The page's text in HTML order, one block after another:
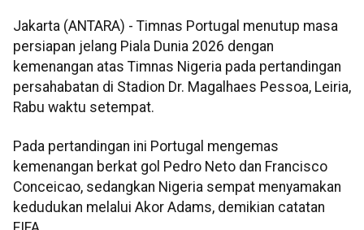
Jakarta (ANTARA) - Timnas Portugal menutup masa
persiapan jelang Piala Dunia 2026 dengan
kemenangan atas Timnas Nigeria pada pertandingan
persahabatan di Stadion Dr. Magalhaes Pessoa, Leiria,
Rabu waktu setempat.
Pada pertandingan ini Portugal mengemas
kemenangan berkat gol Pedro Neto dan Francisco
Conceicao, sedangkan Nigeria sempat menyamakan
kedudukan melalui Akor Adams, demikian catatan